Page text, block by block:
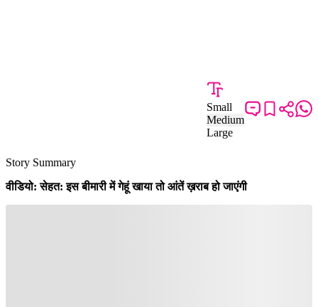
Small
Medium
Large
Story Summary
वीडियो: सेहत: इस बीमारी में गेहूं खाया तो आंतें ख़राब हो जाएंगी